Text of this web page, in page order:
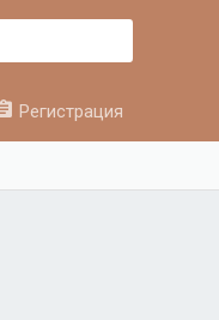
Регистрация